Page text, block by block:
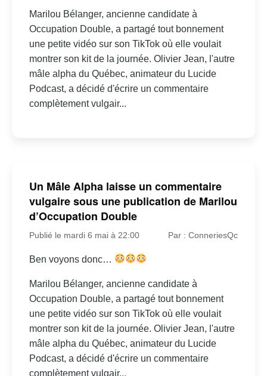
Marilou Bélanger, ancienne candidate à
Occupation Double, a partagé tout bonnement
une petite vidéo sur son TikTok où elle voulait
montrer son kit de la journée. Olivier Jean, l'autre
mâle alpha du Québec, animateur du Lucide
Podcast, a décidé d'écrire un commentaire
complètement vulgair...
Un Mâle Alpha laisse un commentaire
vulgaire sous une publication de Marilou
d’Occupation Double
Publié le mardi 6 mai à 22:00 Par : ConneriesQc
Ben voyons donc…
Marilou Bélanger, ancienne candidate à
Occupation Double, a partagé tout bonnement
une petite vidéo sur son TikTok où elle voulait
montrer son kit de la journée. Olivier Jean, l'autre
mâle alpha du Québec, animateur du Lucide
Podcast, a décidé d'écrire un commentaire
complètement vulgair...